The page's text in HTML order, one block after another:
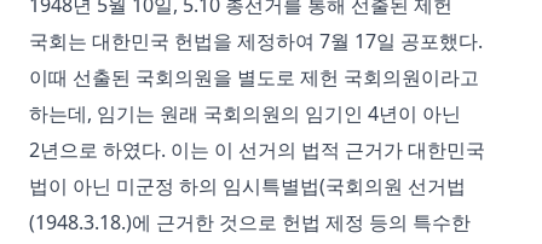
국회는 대한민국 헌법을 제정하여 7월 17일 공포했다.
이때 선출된 국회의원을 별도로 제헌 국회의원이라고
하는데, 임기는 원래 국회의원의 임기인 4년이 아닌
2년으로 하였다. 이는 이 선거의 법적 근거가 대한민국
법이 아닌 미군정 하의 임시특별법(국회의원 선거법
(1948.3.18.)에 근거한 것으로 헌법 제정 등의 특수한